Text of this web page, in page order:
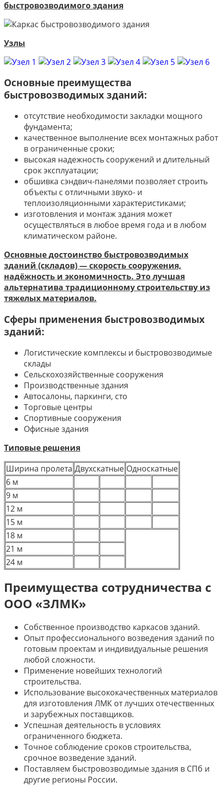
быстровозводимого здания
Узлы
Основные преимущества
быстровозводимых зданий:
отсутствие необходимости закладки мощного
фундамента;
качественное выполнение всех монтажных работ
в ограниченные сроки;
высокая надежность сооружений и длительный
срок эксплуатации;
обшивка сэндвич-панелями позволяет строить
объекты с отличными звуко- и
теплоизоляционными характеристиками;
изготовления и монтаж здания может
осуществляться в любое время года и в любом
климатическом районе.
Основные достоинство быстровозводимых
зданий (складов) — скорость сооружения,
надёжность и экономичность. Это лучшая
альтернатива традиционному строительству из
тяжелых материалов.
Сферы применения быстровозводимых
зданий:
Логистические комплексы и быстровозводимые
склады
Сельскохозяйственные сооружения
Производственные здания
Автосалоны, паркинги, сто
Торговые центры
Спортивные сооружения
Офисные здания
Типовые решения
Ширина пролета Двухскатные Односкатные
6 м
9 м
12 м
15 м
18 м
21 м
24 м
Преимущества сотрудничества с
ООО «ЗЛМК»
Собственное производство каркасов зданий.
Опыт профессионального возведения зданий по
готовым проектам и индивидуальные решения
любой сложности.
Применение новейших технологий
строительства.
Использование высококачественных материалов
для изготовления ЛМК от лучших отечественных
и зарубежных поставщиков.
Успешная деятельность в условиях
ограниченного бюджета.
Точное соблюдение сроков строительства,
срочное возведение зданий.
Поставляем быстровозводимые здания в СПб и
другие регионы России.